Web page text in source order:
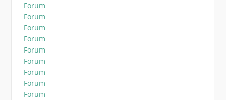
Forum
Forum
Forum
Forum
Forum
Forum
Forum
Forum
Forum